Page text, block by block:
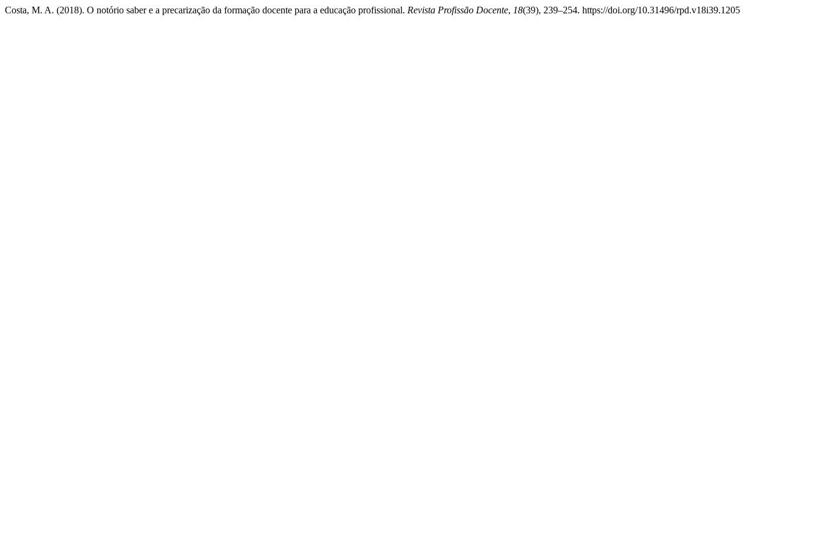
Costa, M. A. (2018). O notório saber e a precarização da formação docente para a educação profissional. Revista Profissão Docente, 18(39), 239–254. https://doi.org/10.31496/rpd.v18i39.1205